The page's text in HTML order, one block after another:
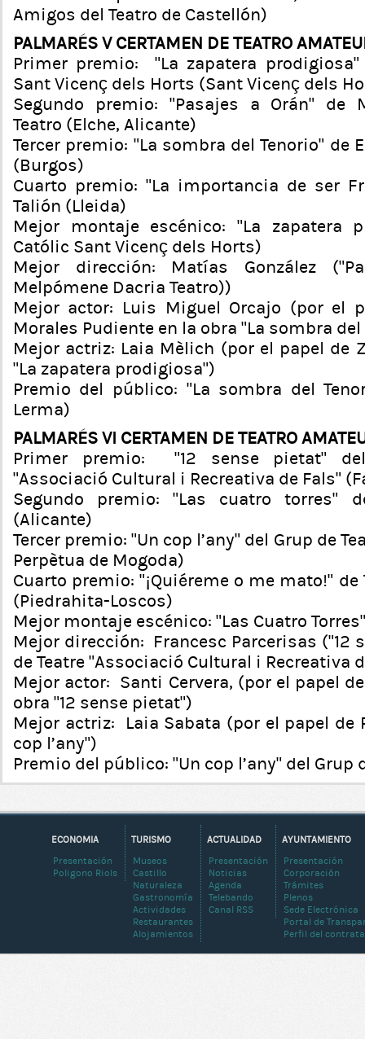
Amigos del Teatro de Castellón)
PALMARÉS V CERTAMEN DE TEATRO
Primer premio: “La zapatera
Sant Vicenç dels Horts (Sant Vicenç dels
Segundo premio: “Pasajes a Orán” de
Teatro (Elche, Alicante)
Tercer premio: “La sombra del Tenorio” de
(Burgos)
Cuarto premio: “La importancia de ser
Talión (Lleida)
Mejor montaje escénico: “La zapatera
Católic Sant Vicenç dels Horts)
Mejor dirección: Matías González
Melpómene Dacria Teatro))
Mejor actor: Luis Miguel Orcajo (por el
Morales Pudiente en la obra “La sombra del
Mejor actriz: Laia Mèlich (por el papel de
“La zapatera prodigiosa”)
Premio del público: “La sombra del
Lerma)
PALMARÉS VI CERTAMEN DE TEATRO
Primer premio: “12 sense pietat”
“Associació Cultural i Recreativa de Fals”
Segundo premio: “Las cuatro torres”
(Alicante)
Tercer premio: “Un cop l’any” del Grup de
Perpètua de Mogoda)
Cuarto premio: “¡Quiéreme o me mato!”
(Piedrahita-Loscos)
Mejor montaje escénico: “Las Cuatro
Mejor dirección: Francesc Parcerisas (“12
de Teatre “Associació Cultural i Recreativa
Mejor actor: Santi Cervera, (por el papel
obra “12 sense pietat”)
Mejor actriz: Laia Sabata (por el papel de
cop l’any”)
Premio del público: “Un cop l’any” del Grup
AYUNTAMIENTO
Presentación
Corporación
Trámites
Plenos
Sede Electrónica
Portal de
Perfil del
ACTUALIDAD
Presentación
Noticias
Agenda
Telebando
Canal RSS
TURISMO
Museos
Castillo
Naturaleza
Gastronomía
Actividades
Restaurantes
Alojamientos
ECONOMIA
Presentación
Poligono Riols